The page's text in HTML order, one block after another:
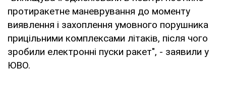
протиракетне маневрування до моменту
виявлення і захоплення умовного порушника
прицільними комплексами літаків, після чого
зробили електронні пуски ракет", - заявили у
ЮВО.